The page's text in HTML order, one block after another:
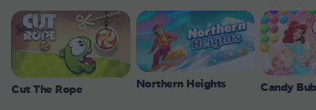
Cut The Rope Northern Heights Candy